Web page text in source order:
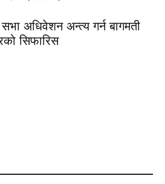
अधिवेशन अन्त्य गर्न बागमती
सिफारिस